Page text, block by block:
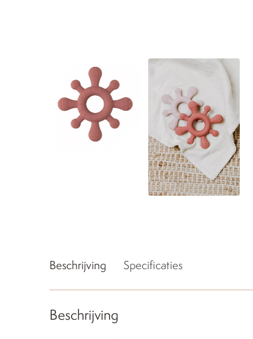
Beschrijving Specificaties
Beschrijving